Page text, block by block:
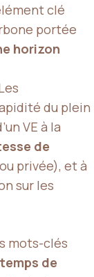
clé
portée
horizon
du plein
VE à la
de
privée), et à
sur les
mots-clés
temps de